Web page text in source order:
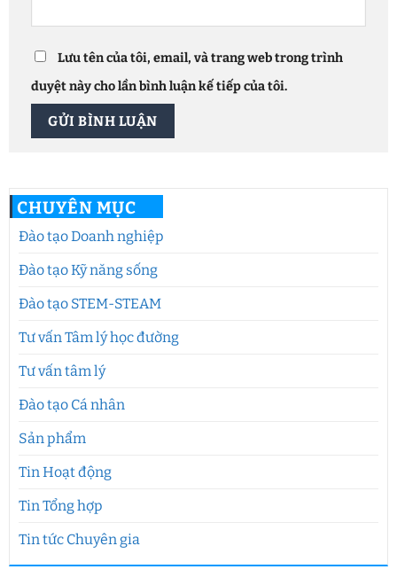
CHUYÊN MỤC
Đào tạo Doanh nghiệp
Đào tạo Kỹ năng sống
Đào tạo STEM-STEAM
Tư vấn Tâm lý học đường
Tư vấn tâm lý
Đào tạo Cá nhân
Sản phẩm
Tin Hoạt động
Tin Tổng hợp
Tin tức Chuyên gia
Lưu tên của tôi, email, và trang web trong trình
duyệt này cho lần bình luận kế tiếp của tôi.